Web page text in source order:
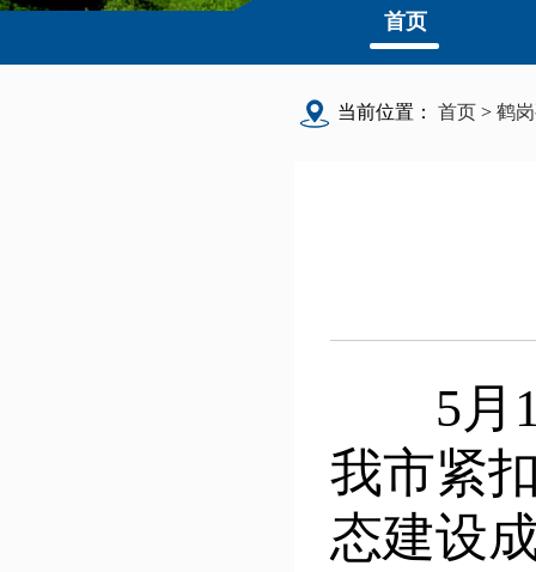
首页
当前位置： 首页 > 鹤
5月17
我市紧
态建设